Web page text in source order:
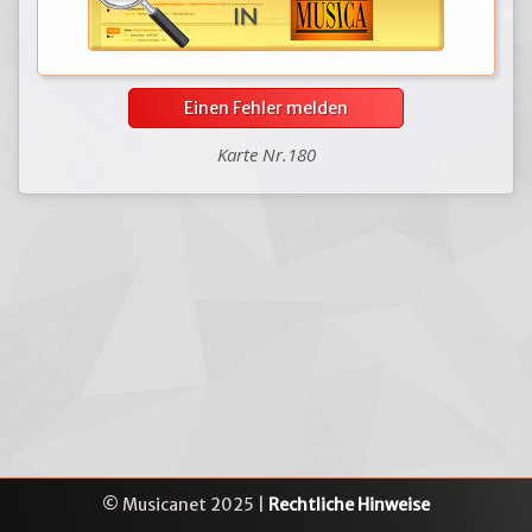
Einen Fehler melden
Karte Nr.180
© Musicanet 2025 | Rechtliche Hinweise